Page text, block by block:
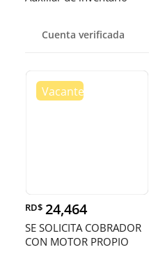
Cuenta verificada
RD$ 24,464
SE SOLICITA COBRADOR
CON MOTOR PROPIO